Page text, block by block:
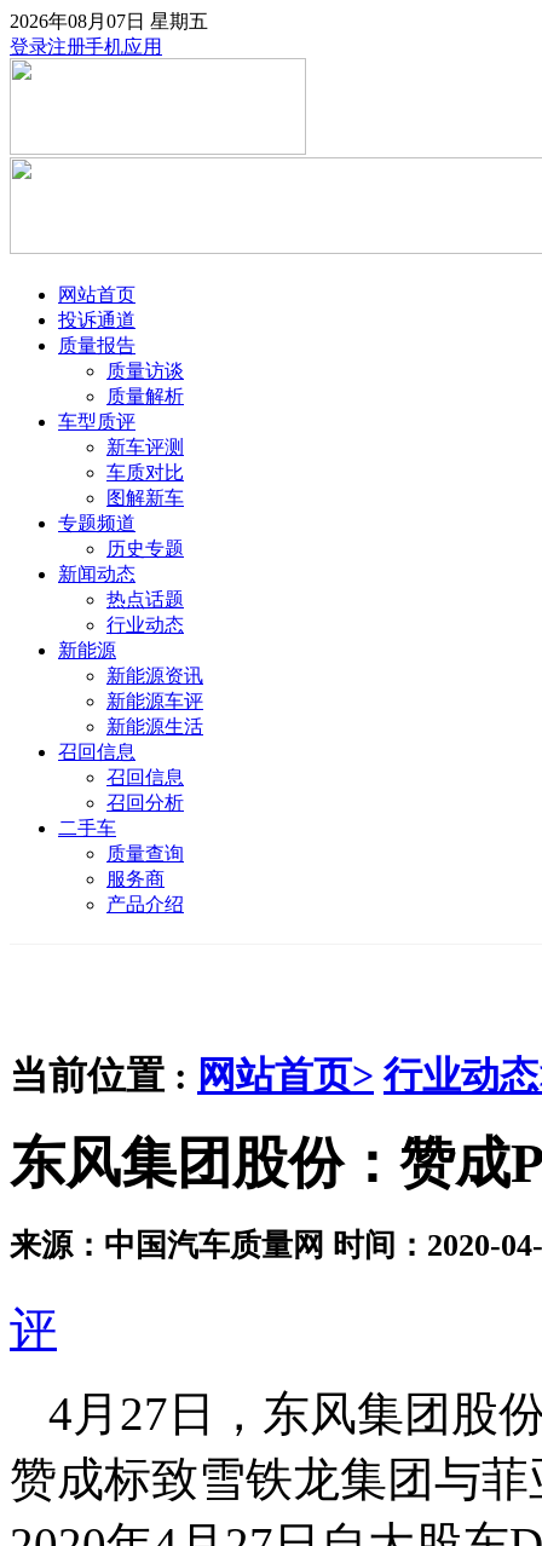
2026年08月07日 星期五
登录注册手机应用
网站首页
投诉通道
质量报告
质量访谈
质量解析
车型质评
新车评测
车质对比
图解新车
专题频道
历史专题
新闻动态
热点话题
行业动态
新能源
新能源资讯
新能源车评
新能源生活
召回信息
召回信息
召回分析
二手车
质量查询
服务商
产品介绍
当前位置 : 网站首页> 行业动
东风集团股份：赞成
来源：中国汽车质量网 时间：2020-
评
4月27日，东风集团股
赞成标致雪铁龙集团与